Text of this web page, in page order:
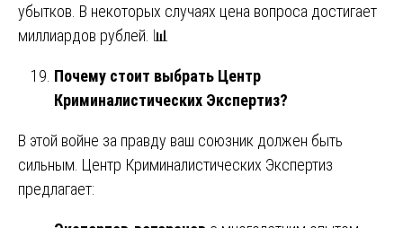
убытков. В некоторых случаях цена вопроса достигает
миллиардов рублей. 📊
Почему стоит выбрать Центр
Криминалистических Экспертиз?
В этой войне за правду ваш союзник должен быть
сильным. Центр Криминалистических Экспертиз
предлагает: